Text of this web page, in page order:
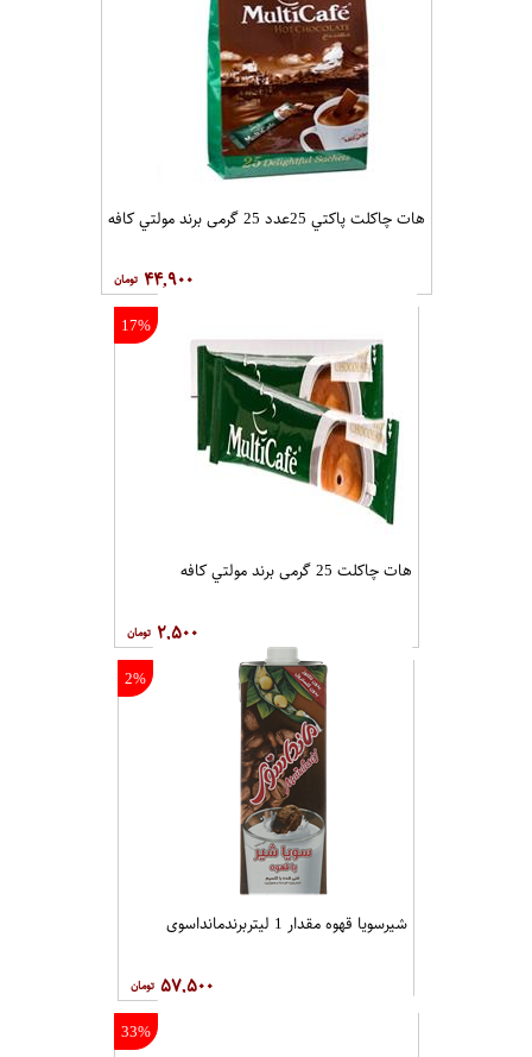
هات چاکلت پاکتي 25عدد 25 گرمی برند مولتي کافه
۴۴,۹۰۰
17%
هات چاکلت 25 گرمی برند مولتي کافه
۲,۵۰۰
2%
شیرسویا قهوه مقدار 1 لیتربرندمانداسوی
۵۷,۵۰۰
33%